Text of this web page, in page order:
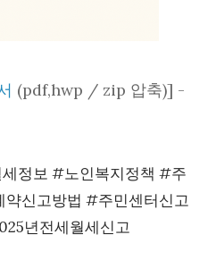
(pdf,hwp / zip 압축)] -
정보 #노인복지정책 #주
신고방법 #주민센터신고
년전세월세신고